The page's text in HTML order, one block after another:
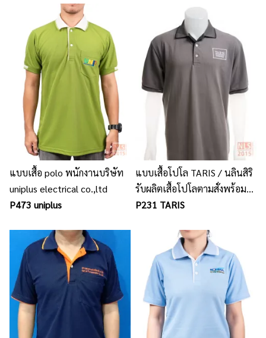
แบบเสื้อ polo พนักงานบริษัท
uniplus electrical co.,ltd
P473 uniplus
แบบเสื้อโปโล TARIS / นลินสิริ
รับผลิตเสื้อโปโลตามสั่งพร้อม
ปักโลโก้
P231 TARIS